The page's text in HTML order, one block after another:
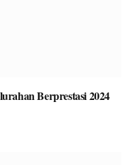
Berprestasi 2024